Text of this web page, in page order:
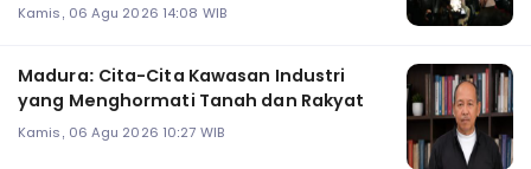
Kamis, 06 Agu 2026 14:08 WIB
Madura: Cita-Cita Kawasan Industri
yang Menghormati Tanah dan Rakyat
Kamis, 06 Agu 2026 10:27 WIB